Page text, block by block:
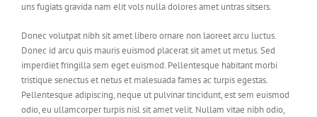
uns fugiats gravida nam elit vols nulla dolores amet untras sitsers.
Donec volutpat nibh sit amet libero ornare non laoreet arcu luctus.
Donec id arcu quis mauris euismod placerat sit amet ut metus. Sed
imperdiet fringilla sem eget euismod. Pellentesque habitant morbi
tristique senectus et netus et malesuada fames ac turpis egestas.
Pellentesque adipiscing, neque ut pulvinar tincidunt, est sem euismod
odio, eu ullamcorper turpis nisl sit amet velit. Nullam vitae nibh odio,